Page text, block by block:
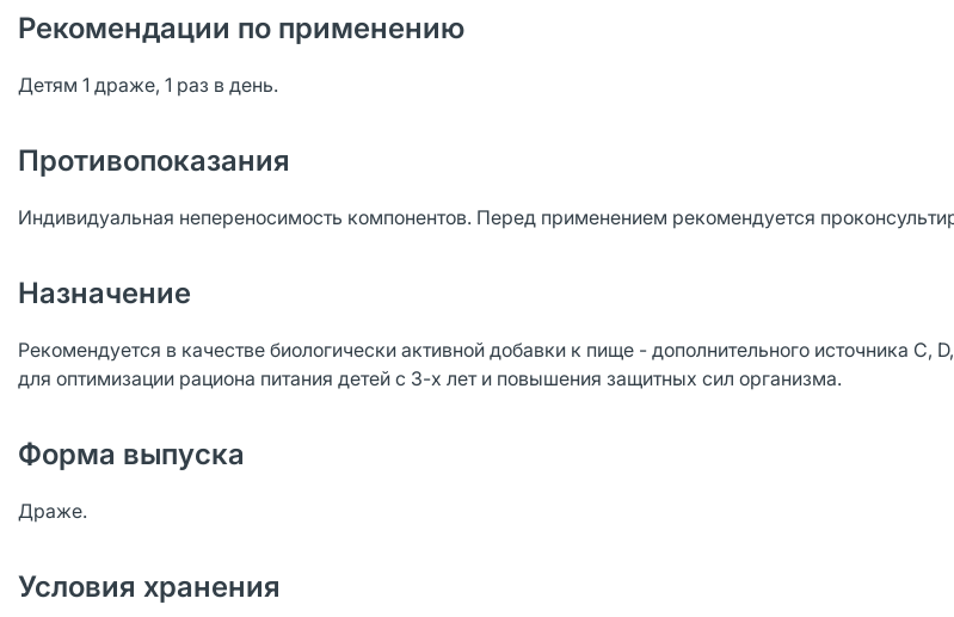
Рекомендации по применению
Детям 1 драже, 1 раз в день.
Противопоказания
Индивидуальная непереносимость компонентов. Перед применением рекомендуется
Назначение
Рекомендуется в качестве биологически активной добавки к пище - дополнительного источника С,
для оптимизации рациона питания детей с 3-х лет и повышения защитных сил организма.
Форма выпуска
Драже.
Условия хранения